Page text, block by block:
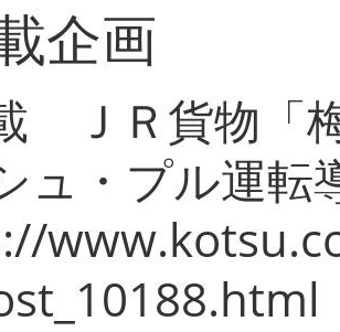
企画
ＪＲ貨物「
ュ・プル運転